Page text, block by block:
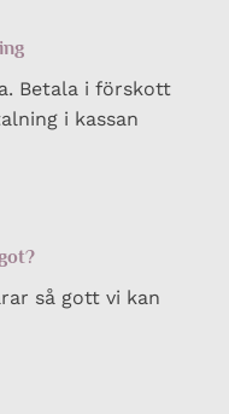
Betala i förskott
i kassan
så gott vi kan